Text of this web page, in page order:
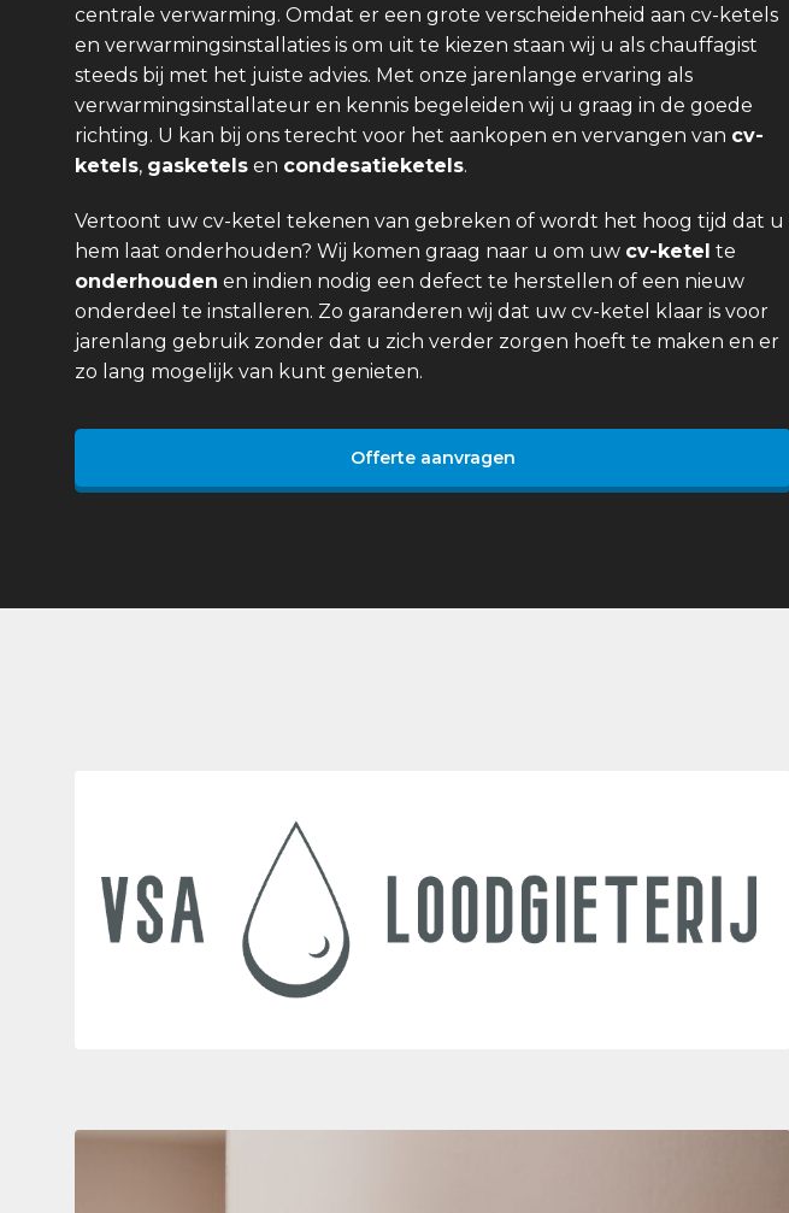
centrale verwarming. Omdat er een grote verscheidenheid aan cv-ketels
en verwarmingsinstallaties is om uit te kiezen staan wij u als chauffagist
steeds bij met het juiste advies. Met onze jarenlange ervaring als
verwarmingsinstallateur en kennis begeleiden wij u graag in de goede
richting. U kan bij ons terecht voor het aankopen en vervangen van cv-
ketels, gasketels en condesatieketels.
Vertoont uw cv-ketel tekenen van gebreken of wordt het hoog tijd dat u
hem laat onderhouden? Wij komen graag naar u om uw cv-ketel te
onderhouden en indien nodig een defect te herstellen of een nieuw
onderdeel te installeren. Zo garanderen wij dat uw cv-ketel klaar is voor
jarenlang gebruik zonder dat u zich verder zorgen hoeft te maken en er
zo lang mogelijk van kunt genieten.
Offerte aanvragen